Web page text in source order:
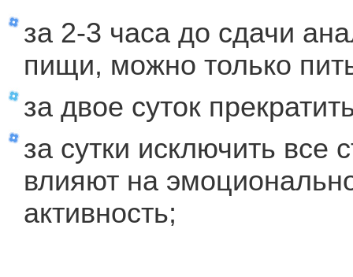
за 2-3 часа до сдачи
пищи, можно только
за двое суток
за сутки исключить все
влияют на
активность;